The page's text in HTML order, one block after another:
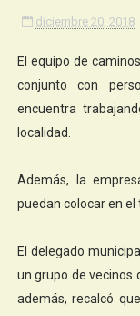
diciembre 20, 2018
El equipo de
conjunto con
encuentra
localidad.
Además, la
puedan colocar en el
El delegado
un grupo de vecinos
además, recalcó